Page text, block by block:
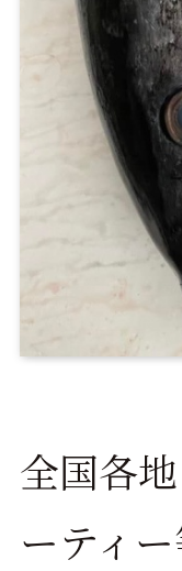
全国各
ーティ